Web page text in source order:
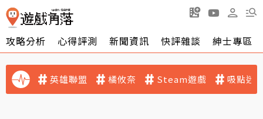
攻略分析 心得評測 新聞資訊 快評雜談 紳士專區
英雄聯盟 橘攸奈 Steam遊戲 吸點迷